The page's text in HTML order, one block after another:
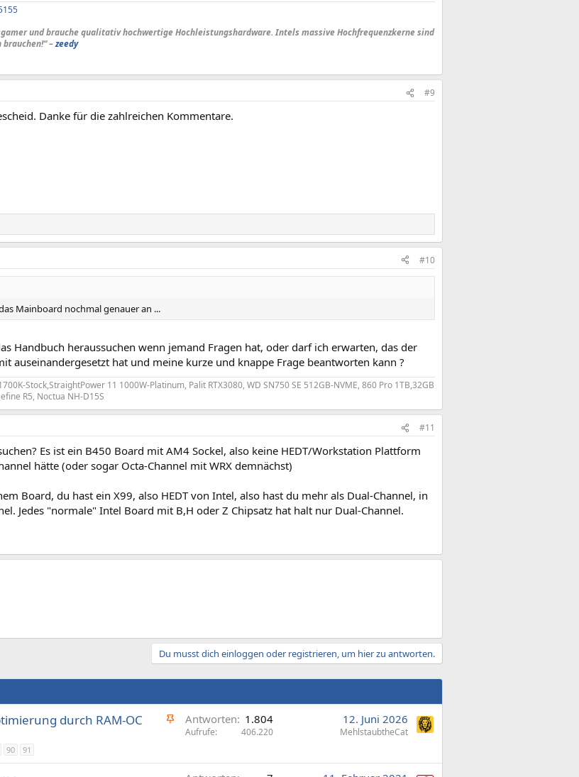
und brauche qualitativ hochwertige Hochleistungshardware. Intels massive Hochfrequenzkerne sind
brauchen!“ –zeedy
#9
Danke für die zahlreichen Kommentare.
#10
Mainboard nochmal genauer an ...
Handbuch heraussuchen wenn jemand Fragen hat, oder darf ich erwarten, das der
auseinandergesetzt hat und meine kurze und knappe Frage beantworten kann ?
Stock,StraightPower 11 1000W-Platinum, Palit RTX3080, WD SN750 SE 512GB-NVME, 860 Pro 1TB,32GB
R5, Noctua NH-D15S
#11
Es ist ein B450 Board mit AM4 Sockel, also keine HEDT/Workstation Plattform
hätte (oder sogar Octa-Channel mit WRX demnächst)
Board, du hast ein X99, also HEDT von Intel, also hast du mehr als Dual-Channel, in
Jedes "normale" Intel Board mit B,H oder Z Chipsatz hat halt nur Dual-Channel.
Du musst dich einloggen oder registrieren, um hier zu antworten.
A
e
durch RAM-OC
90 91
Antworten 1.804
Aufrufe 406.220
12. Juni 2026
MehlstaubtheCat